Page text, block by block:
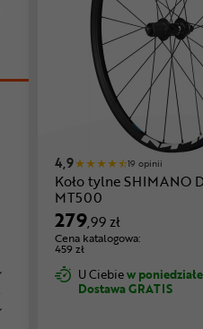
4,9 19 opinii
Koło tylne SHIMANO
MT500
279,99 zł
Cena katalogowa:
459 zł
U Ciebiew
Dostawa GRATIS